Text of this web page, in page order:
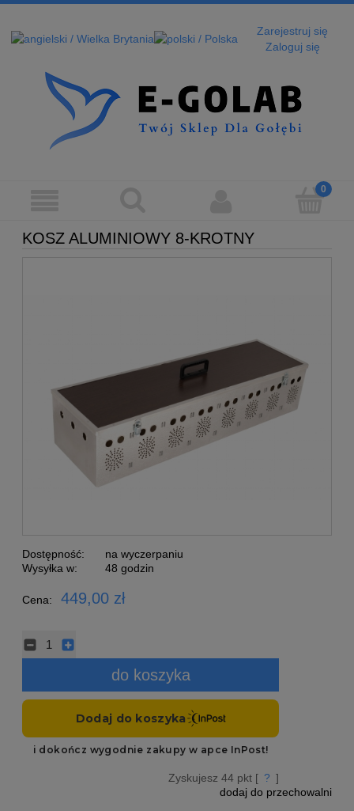
Zarejestruj się
Zaloguj się
KOSZ ALUMINIOWY 8-KROTNY
Dostępność:
na wyczerpaniu
Wysyłka w:
48 godzin
Cena: 449,00 zł
do koszyka
Zyskujesz44 pkt [ ? ]
dodaj do przechowalni